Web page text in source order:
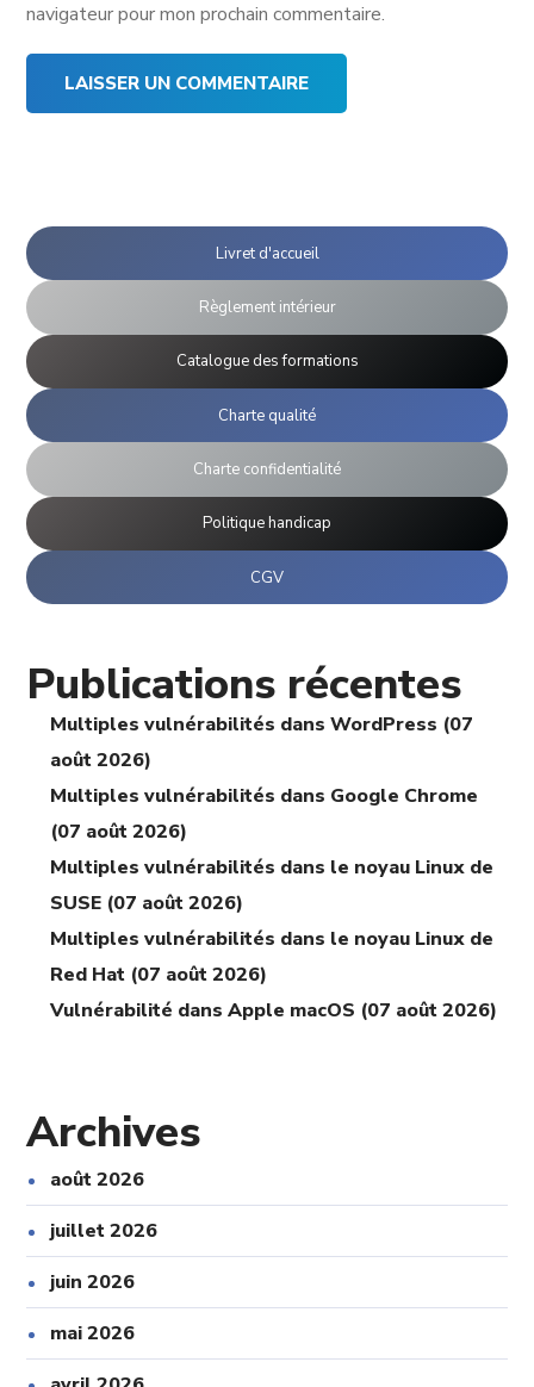
navigateur pour mon prochain commentaire.
Livret d'accueil
Règlement intérieur
Catalogue des formations
Charte qualité
Charte confidentialité
Politique handicap
CGV
Publications récentes
Multiples vulnérabilités dans WordPress (07
août 2026)
Multiples vulnérabilités dans Google Chrome
(07 août 2026)
Multiples vulnérabilités dans le noyau Linux de
SUSE (07 août 2026)
Multiples vulnérabilités dans le noyau Linux de
Red Hat (07 août 2026)
Vulnérabilité dans Apple macOS (07 août 2026)
Archives
août 2026
juillet 2026
juin 2026
mai 2026